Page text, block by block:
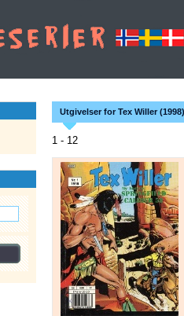
Utgivelser for Tex Willer (1998)
1 - 12